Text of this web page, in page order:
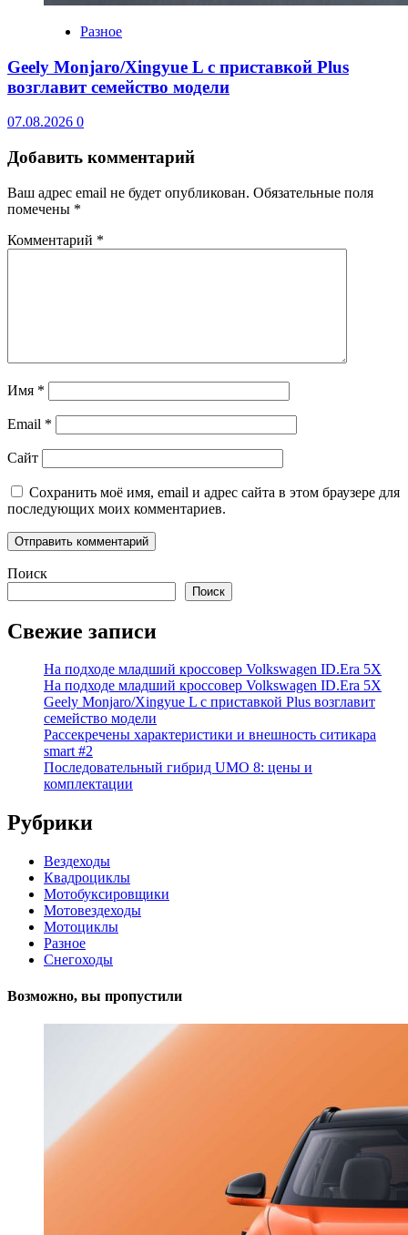
Разное
Geely Monjaro/Xingyue L с приставкой Plus
возглавит семейство модели
07.08.2026 0
Добавить комментарий
Ваш адрес email не будет опубликован. Обязательные поля
помечены *
Комментарий *
Имя *
Email *
Сайт
Сохранить моё имя, email и адрес сайта в этом браузере для
последующих моих комментариев.
Поиск
Поиск
Свежие записи
На подходе младший кроссовер Volkswagen ID.Era 5X
На подходе младший кроссовер Volkswagen ID.Era 5X
Geely Monjaro/Xingyue L с приставкой Plus возглавит
семейство модели
Рассекречены характеристики и внешность ситикара
smart #2
Последовательный гибрид UMO 8: цены и
комплектации
Рубрики
Вездеходы
Квадроциклы
Мотобуксировщики
Мотовездеходы
Мотоциклы
Разное
Снегоходы
Возможно, вы пропустили